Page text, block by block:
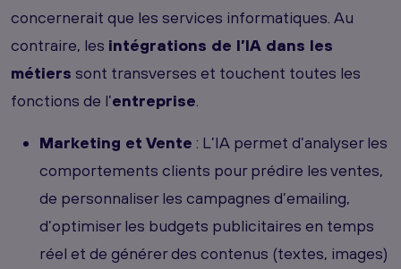
concernerait que les services informatiques. Au
contraire, les intégrations de l’IA dans les
métiers sont transverses et touchent toutes les
fonctions de l’entreprise.
Marketing et Vente : L’IA permet d’analyser les
comportements clients pour prédire les ventes,
de personnaliser les campagnes d’emailing,
d’optimiser les budgets publicitaires en temps
réel et de générer des contenus (textes, images)